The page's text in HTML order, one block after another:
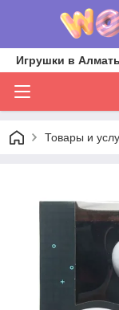
Игрушки в
Товары и